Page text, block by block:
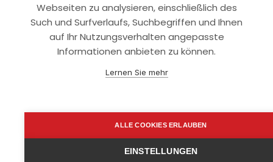
Datenschutz
support@smartkuendigen.de
Webseiten zu analysieren, einschließlich des
Such und Surfverlaufs, Suchbegriffen und Ihnen
auf Ihr Nutzungsverhalten angepasste
Informationen anbieten zu können.
Lernen Sie mehr
ALLE COOKIES ERLAUBEN
EINSTELLUNGEN